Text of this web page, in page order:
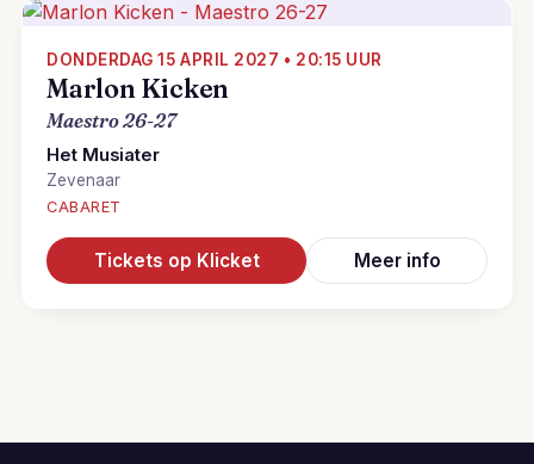
DONDERDAG 15 APRIL 2027 • 20:15 UUR
Marlon Kicken
Maestro 26-27
Het Musiater
Zevenaar
CABARET
Tickets op Klicket Meer info